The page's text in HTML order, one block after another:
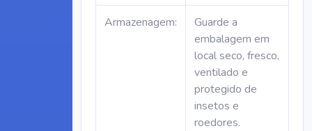
Armazenagem:
Guarde a
embalagem em
local seco, fresco,
ventilado e
protegido de
insetos e
roedores.